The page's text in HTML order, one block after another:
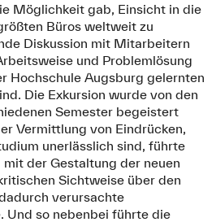
Möglichkeit gab, Einsicht in die
Büros weltweit zu
Diskussion mit Mitarbeitern
und Problemlösung
Hochschule Augsburg gelernten
Die Exkursion wurde von den
Semester begeistert
Vermittlung von Eindrücken,
unerlässlich sind, führte
der Gestaltung der neuen
Sichtweise über den
verursachte
Und so nebenbei führte die